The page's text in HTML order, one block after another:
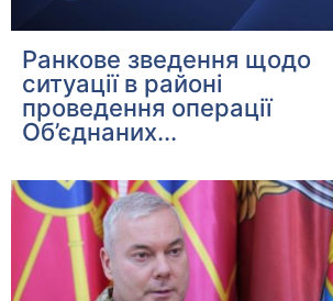
Ранкове зведення щодо
ситуації в районі
проведення операції
Об’єднаних...